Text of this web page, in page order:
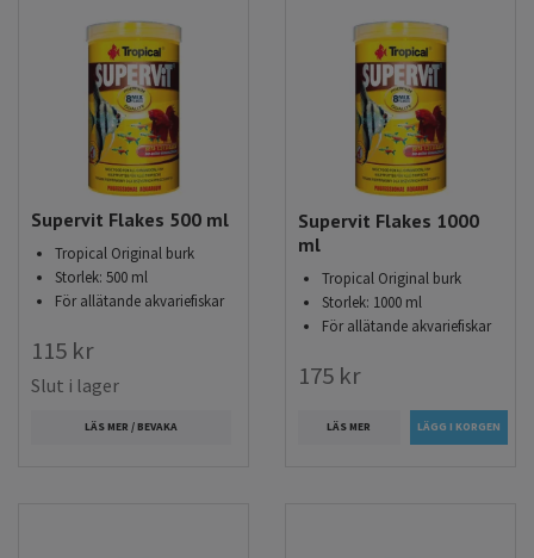
Supervit Flakes 500 ml
Tropical Original burk
Storlek: 500 ml
För allätande akvariefiskar
115 kr
Slut i lager
LÄS MER / BEVAKA
Supervit Flakes 1000
ml
Tropical Original burk
Storlek: 1000 ml
För allätande akvariefiskar
175 kr
LÄS MER